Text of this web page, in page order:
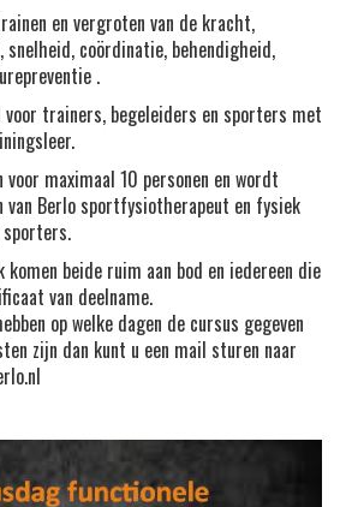
en vergroten van de kracht,
coördinatie, behendigheid,
.
voor trainers, begeleiders en sporters met
maximaal 10 personen en wordt
van Berlo sportfysiotherapeut en fysiek
beide ruim aan bod en iedereen die
van deelname.
op welke dagen de cursus gegeven
zijn dan kunt u een mail sturen naar